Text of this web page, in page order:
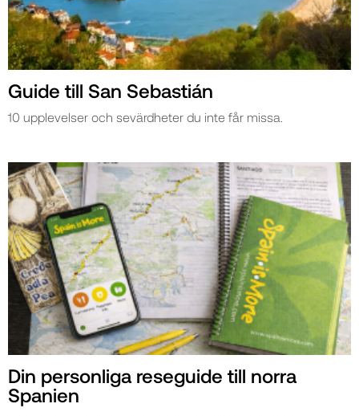
Guide till San Sebastián
10 upplevelser och sevärdheter du inte får missa.
Din personliga reseguide till norra
Spanien